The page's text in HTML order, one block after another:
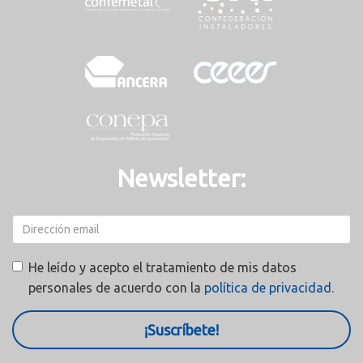
Newsletter:
He leído y acepto el tratamiento de mis datos
personales de acuerdo con la política de privacidad.
¡Suscríbete!